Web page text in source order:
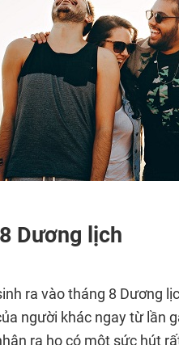
Dương lịch
ra vào tháng 8 Dương
người khác ngay từ lần
ra họ có một sức hút